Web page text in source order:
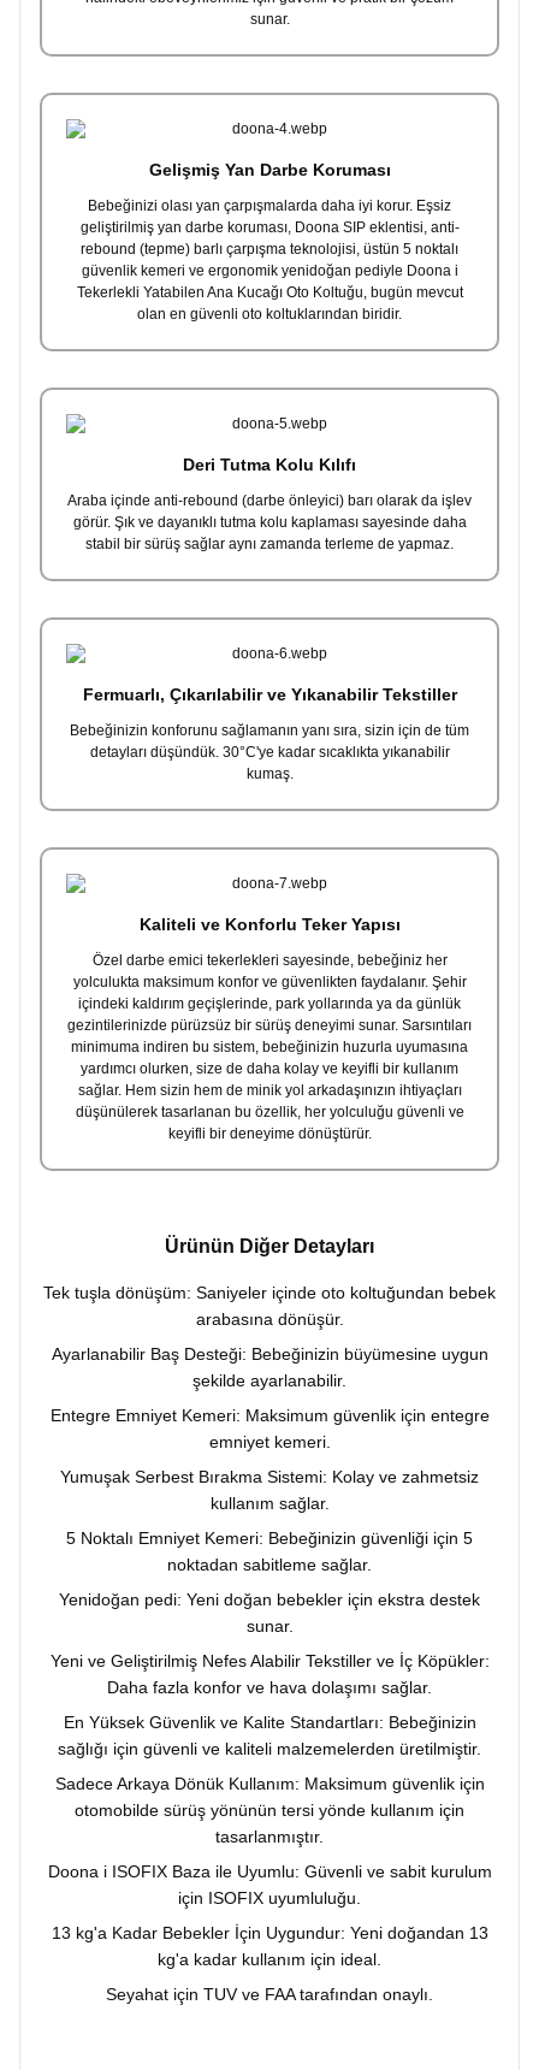
sunar.
Gelişmiş Yan Darbe Koruması
Bebeğinizi olası yan çarpışmalarda daha iyi korur. Eşsiz
geliştirilmiş yan darbe koruması, Doona SIP eklentisi, anti-
rebound (tepme) barlı çarpışma teknolojisi, üstün 5 noktalı
güvenlik kemeri ve ergonomik yenidoğan pediyle Doona i
Tekerlekli Yatabilen Ana Kucağı Oto Koltuğu, bugün mevcut
olan en güvenli oto koltuklarından biridir.
Deri Tutma Kolu Kılıfı
Araba içinde anti-rebound (darbe önleyici) barı olarak da işlev
görür. Şık ve dayanıklı tutma kolu kaplaması sayesinde daha
stabil bir sürüş sağlar aynı zamanda terleme de yapmaz.
Fermuarlı, Çıkarılabilir ve Yıkanabilir Tekstiller
Bebeğinizin konforunu sağlamanın yanı sıra, sizin için de tüm
detayları düşündük. 30°C'ye kadar sıcaklıkta yıkanabilir
kumaş.
Kaliteli ve Konforlu Teker Yapısı
Özel darbe emici tekerlekleri sayesinde, bebeğiniz her
yolculukta maksimum konfor ve güvenlikten faydalanır. Şehir
içindeki kaldırım geçişlerinde, park yollarında ya da günlük
gezintilerinizde pürüzsüz bir sürüş deneyimi sunar. Sarsıntıları
minimuma indiren bu sistem, bebeğinizin huzurla uyumasına
yardımcı olurken, size de daha kolay ve keyifli bir kullanım
sağlar. Hem sizin hem de minik yol arkadaşınızın ihtiyaçları
düşünülerek tasarlanan bu özellik, her yolculuğu güvenli ve
keyifli bir deneyime dönüştürür.
Ürünün Diğer Detayları
Tek tuşla dönüşüm: Saniyeler içinde oto koltuğundan bebek
arabasına dönüşür.
Ayarlanabilir Baş Desteği: Bebeğinizin büyümesine uygun
şekilde ayarlanabilir.
Entegre Emniyet Kemeri: Maksimum güvenlik için entegre
emniyet kemeri.
Yumuşak Serbest Bırakma Sistemi: Kolay ve zahmetsiz
kullanım sağlar.
5 Noktalı Emniyet Kemeri: Bebeğinizin güvenliği için 5
noktadan sabitleme sağlar.
Yenidoğan pedi: Yeni doğan bebekler için ekstra destek
sunar.
Yeni ve Geliştirilmiş Nefes Alabilir Tekstiller ve İç Köpükler:
Daha fazla konfor ve hava dolaşımı sağlar.
En Yüksek Güvenlik ve Kalite Standartları: Bebeğinizin
sağlığı için güvenli ve kaliteli malzemelerden üretilmiştir.
Sadece Arkaya Dönük Kullanım: Maksimum güvenlik için
otomobilde sürüş yönünün tersi yönde kullanım için
tasarlanmıştır.
Doona i ISOFIX Baza ile Uyumlu: Güvenli ve sabit kurulum
için ISOFIX uyumluluğu.
13 kg'a Kadar Bebekler İçin Uygundur: Yeni doğandan 13
kg'a kadar kullanım için ideal.
Seyahat için TUV ve FAA tarafından onaylı.